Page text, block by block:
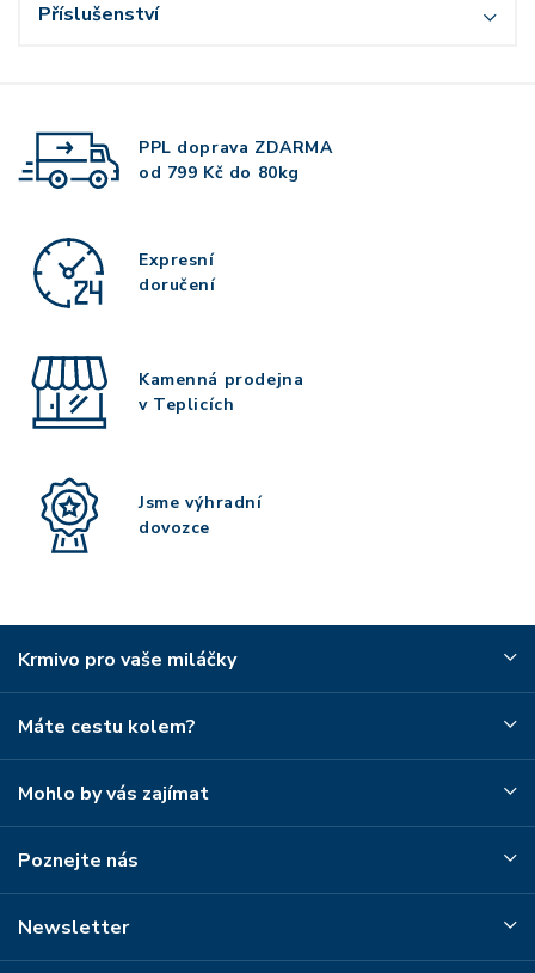
Příslušenství
PPL doprava ZDARMA
od 799 Kč do 80kg
Expresní
doručení
Kamenná prodejna
v Teplicích
Jsme výhradní
dovozce
Krmivo pro vaše miláčky
Máte cestu kolem?
Mohlo by vás zajímat
Poznejte nás
Newsletter